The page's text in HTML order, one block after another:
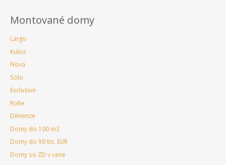
Montované domy
Largo
Kubis
Nova
Solo
Exclusive
Rohe
Dimenze
Domy do 100 m2
Domy do 90 tis. EUR
Domy so ZD v cene